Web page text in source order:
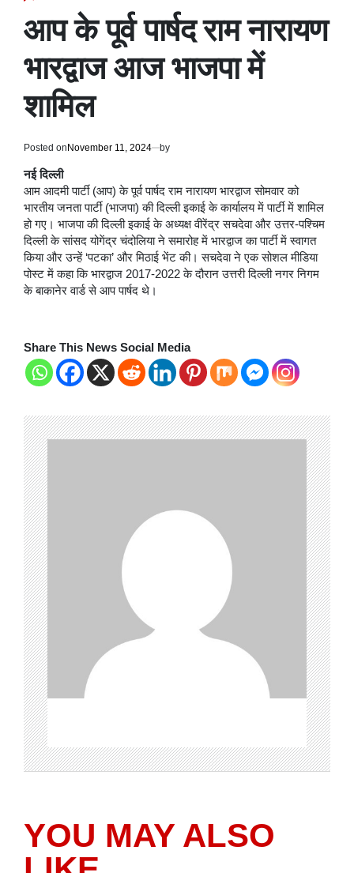
आप के पूर्व पार्षद राम नारायण
भारद्वाज आज भाजपा में
शामिल
Posted onNovember 11, 2024 by
नई दिल्ली
आम आदमी पार्टी (आप) के पूर्व पार्षद राम नारायण भारद्वाज सोमवार को
भारतीय जनता पार्टी (भाजपा) की दिल्ली इकाई के कार्यालय में पार्टी में शामिल
हो गए। भाजपा की दिल्ली इकाई के अध्यक्ष वीरेंद्र सचदेवा और उत्तर-पश्चिम
दिल्ली के सांसद योगेंद्र चंदोलिया ने समारोह में भारद्वाज का पार्टी में स्वागत
किया और उन्हें ‘पटका’ और मिठाई भेंट की। सचदेवा ने एक सोशल मीडिया
पोस्ट में कहा कि भारद्वाज 2017-2022 के दौरान उत्तरी दिल्ली नगर निगम
के बाकानेर वार्ड से आप पार्षद थे।
Share This News Social Media
YOU MAY ALSO